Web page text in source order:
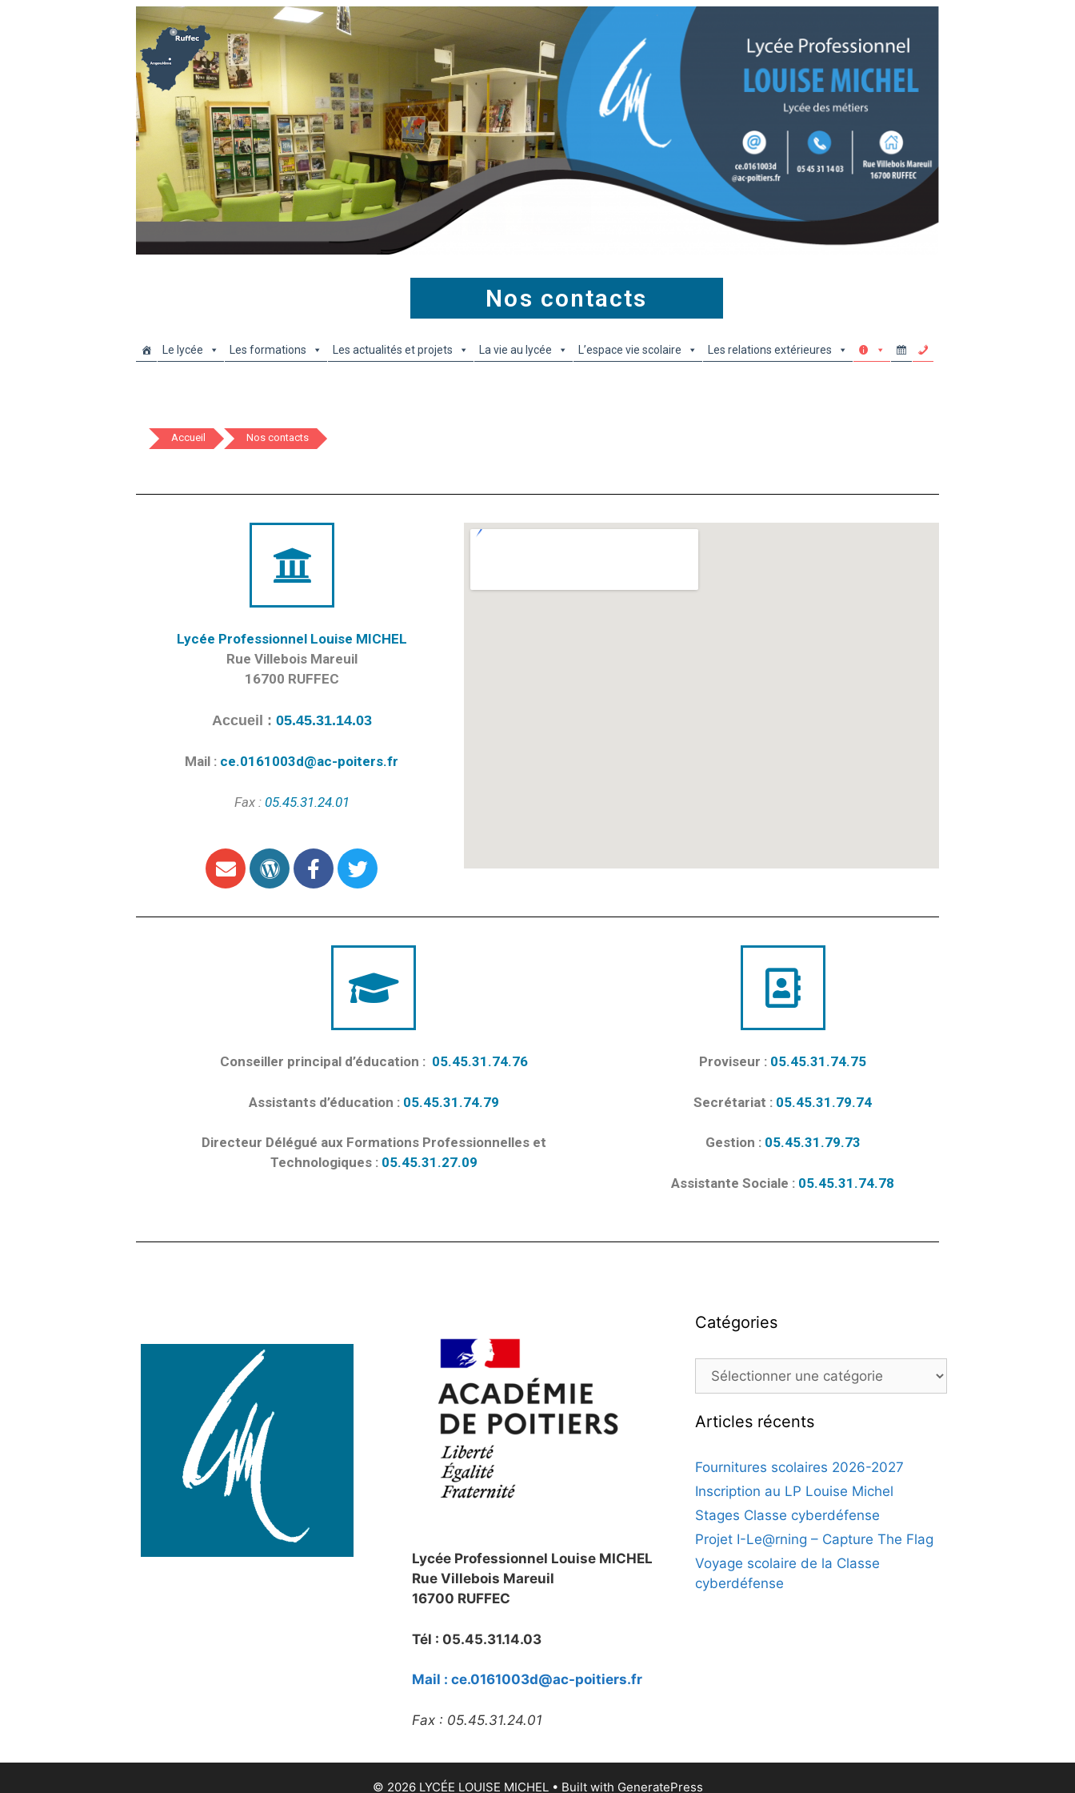
Nos contacts
Le lycée Les formations Les actualités et projets La vie au lycée L’espace vie scolaire Les relations extérieures
Accueil Nos contacts
Lycée Professionnel Louise MICHEL
Rue Villebois Mareuil
16700 RUFFEC
Accueil : 05.45.31.14.03
Mail : ce.0161003d@ac-poiters.fr
Fax : 05.45.31.24.01
Conseiller principal d’éducation : 05.45.31.74.76
Assistants d’éducation : 05.45.31.74.79
Directeur Délégué aux Formations Professionnelles et
Technologiques : 05.45.31.27.09
Proviseur : 05.45.31.74.75
Secrétariat : 05.45.31.79.74
Gestion : 05.45.31.79.73
Assistante Sociale : 05.45.31.74.78
Lycée Professionnel Louise MICHEL
Rue Villebois Mareuil
16700 RUFFEC
Tél : 05.45.31.14.03
Mail : ce.0161003d@ac-poitiers.fr
Fax : 05.45.31.24.01
Catégories
Articles récents
Fournitures scolaires 2026-2027
Inscription au LP Louise Michel
Stages Classe cyberdéfense
Projet I-Le@rning – Capture The Flag
Voyage scolaire de la Classe
cyberdéfense
© 2026 LYCÉE LOUISE MICHEL• Built with GeneratePress